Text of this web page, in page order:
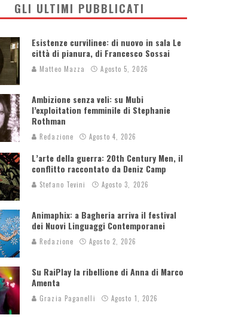
GLI ULTIMI PUBBLICATI
Esistenze curvilinee: di nuovo in sala Le
città di pianura, di Francesco Sossai
Matteo Mazza Agosto 5, 2026
Ambizione senza veli: su Mubi
l’exploitation femminile di Stephanie
Rothman
Redazione Agosto 4, 2026
L’arte della guerra: 20th Century Men, il
conflitto raccontato da Deniz Camp
Stefano Tevini Agosto 3, 2026
Animaphix: a Bagheria arriva il festival
dei Nuovi Linguaggi Contemporanei
Redazione Agosto 2, 2026
Su RaiPlay la ribellione di Anna di Marco
Amenta
Grazia Paganelli Agosto 1, 2026